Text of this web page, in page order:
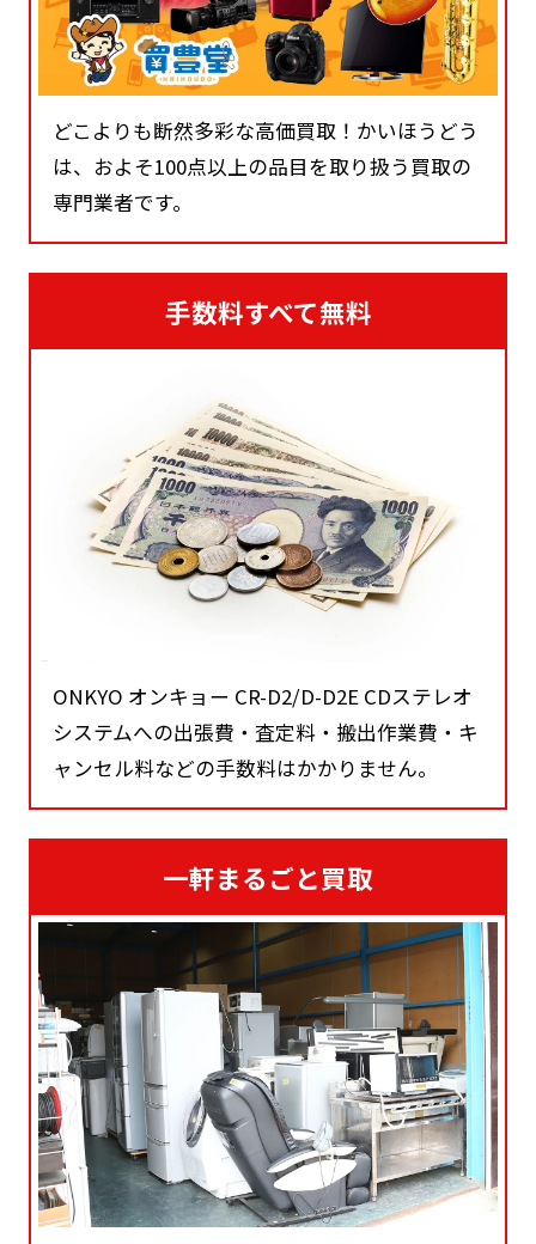
どこよりも断然多彩な高価買取！かいほうどう
は、およそ100点以上の品目を取り扱う買取の
専門業者です。
手数料すべて無料
ONKYO オンキョー CR-D2/D-D2E CDステレオ
システムへの出張費・査定料・搬出作業費・キ
ャンセル料などの手数料はかかりません。
一軒まるごと買取